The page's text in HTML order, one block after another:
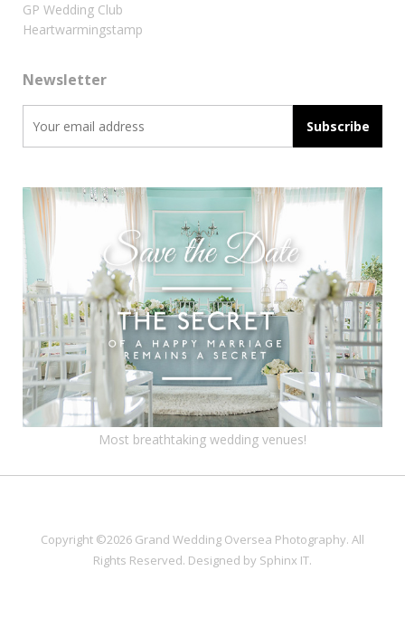
GP Wedding Club
Heartwarmingstamp
Newsletter
Most breathtaking wedding venues!
Copyright ©2026 Grand Wedding Oversea Photography. All
Rights Reserved. Designed by Sphinx IT.